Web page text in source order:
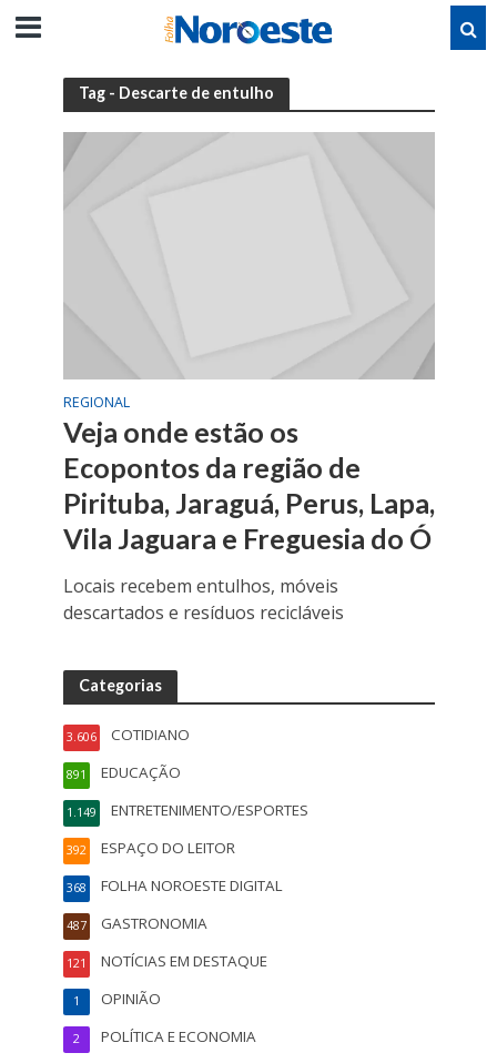
Tag - Descarte de entulho
REGIONAL
Veja onde estão os
Ecopontos da região de
Pirituba, Jaraguá, Perus, Lapa,
Vila Jaguara e Freguesia do Ó
Locais recebem entulhos, móveis
descartados e resíduos recicláveis
Categorias
COTIDIANO
3.606
EDUCAÇÃO
891
ENTRETENIMENTO/ESPORTES
1.149
ESPAÇO DO LEITOR
392
FOLHA NOROESTE DIGITAL
368
GASTRONOMIA
487
NOTÍCIAS EM DESTAQUE
121
OPINIÃO
1
POLÍTICA E ECONOMIA
2